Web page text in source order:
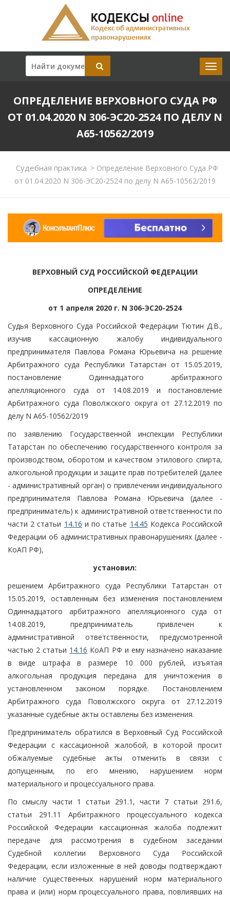
ОПРЕДЕЛЕНИЕ ВЕРХОВНОГО СУДА РФ
ОТ 01.04.2020 N 306-ЭС20-2524 ПО ДЕЛУ N
А65-10562/2019
Судебная практика >Определение Верховного Суда РФ
от 01.04.2020 N 306-ЭС20-2524 по делу N А65-10562/2019
ВЕРХОВНЫЙ СУД РОССИЙСКОЙ ФЕДЕРАЦИИ
ОПРЕДЕЛЕНИЕ
от 1 апреля 2020 г. N 306-ЭС20-2524
Судья Верховного Суда Российской Федерации Тютин Д.В.,
изучив кассационную жалобу индивидуального
предпринимателя Павлова Романа Юрьевича на решение
Арбитражного суда Республики Татарстан от 15.05.2019,
постановление Одиннадцатого арбитражного
апелляционного суда от 14.08.2019 и постановление
Арбитражного суда Поволжского округа от 27.12.2019 по
делу N А65-10562/2019
по заявлению Государственной инспекции Республики
Татарстан по обеспечению государственного контроля за
производством, оборотом и качеством этилового спирта,
алкогольной продукции и защите прав потребителей (далее
- административный орган) о привлечении индивидуального
предпринимателя Павлова Романа Юрьевича (далее -
предприниматель) к административной ответственности по
части 2 статьи 14.16 и по статье 14.45 Кодекса Российской
Федерации об административных правонарушениях (далее -
КоАП РФ),
установил:
решением Арбитражного суда Республики Татарстан от
15.05.2019, оставленным без изменения постановлением
Одиннадцатого арбитражного апелляционного суда от
14.08.2019, предприниматель привлечен к
административной ответственности, предусмотренной
частью 2 статьи 14.16 КоАП РФ и ему назначено наказание
в виде штрафа в размере 10 000 рублей, изъятая
алкогольная продукция передана для уничтожения в
установленном законом порядке. Постановлением
Арбитражного суда Поволжского округа от 27.12.2019
указанные судебные акты оставлены без изменения.
Предприниматель обратился в Верховный Суд Российской
Федерации с кассационной жалобой, в которой просит
обжалуемые судебные акты отменить в связи с
допущенным, по его мнению, нарушением норм
материального и процессуального права.
По смыслу части 1 статьи 291.1, части 7 статьи 291.6,
статьи 291.11 Арбитражного процессуального кодекса
Российской Федерации кассационная жалоба подлежит
передаче для рассмотрения в судебном заседании
Судебной коллегии Верховного Суда Российской
Федерации, если изложенные в ней доводы подтверждают
наличие существенных нарушений норм материального
права и (или) норм процессуального права, повлиявших на